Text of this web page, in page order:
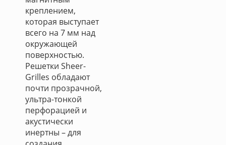
креплением,
которая выступает
всего на 7 мм над
окружающей
поверхностью.
Решетки Sheer-
Grilles обладают
почти прозрачной,
ультра-тонкой
перфорацией и
акустически
инертны – для